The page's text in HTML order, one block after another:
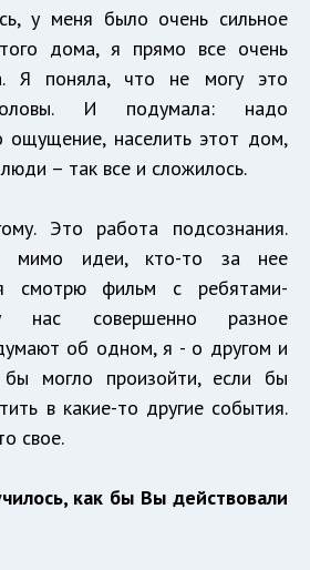
у меня было очень сильное
дома, я прямо все очень
Я поняла, что не могу это
И подумала: надо
ощущение, населить этот дом,
– так все и сложилось.
Это работа подсознания.
мимо идеи, кто-то за нее
смотрю фильм с ребятами-
нас совершенно разное
об одном, я - о другом и
могло произойти, если бы
в какие-то другие события.
свое.
как бы Вы действовали